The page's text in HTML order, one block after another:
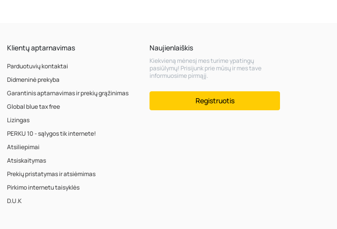
Klientų aptarnavimas
Parduotuvių kontaktai
Didmeninė prekyba
Garantinis aptarnavimas ir prekių grąžinimas
Global blue tax free
Lizingas
PERKU 10 - sąlygos tik internete!
Atsiliepimai
Atsiskaitymas
Prekių pristatymas ir atsiėmimas
Pirkimo internetu taisyklės
D.U.K
Naujienlaiškis
Kiekvieną mėnesį mes turime ypatingų
pasiūlymų! Prisijunk prie mūsų ir mes tave
informuosime pirmąjį.
Registruotis